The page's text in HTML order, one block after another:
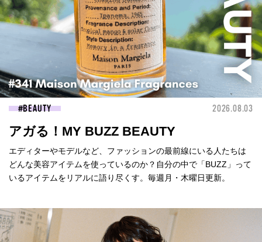
BEAUTY 2026.08.03
アガる！MY BUZZ BEAUTY
エディターやモデルなど、ファッションの最前線にいる人たちは
どんな美容アイテムを使っているのか？自分の中で「BUZZ」って
いるアイテムをリアルに語り尽くす。毎週月・木曜日更新。